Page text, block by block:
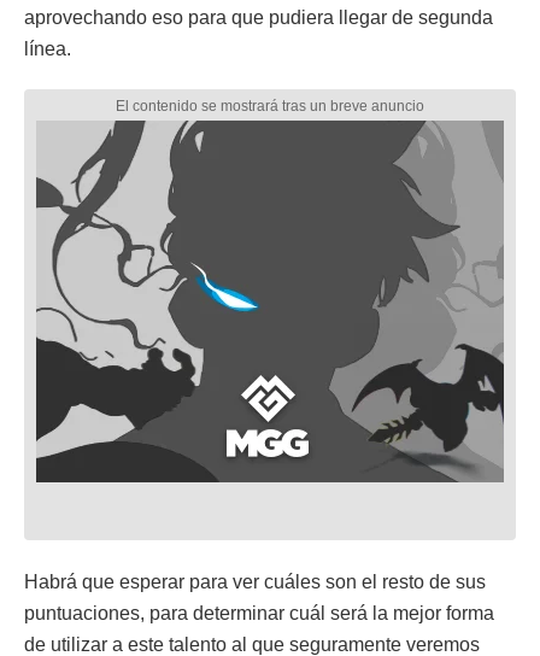
aprovechando eso para que pudiera llegar de segunda
línea.
Habrá que esperar para ver cuáles son el resto de sus
puntuaciones, para determinar cuál será la mejor forma
de utilizar a este talento al que seguramente veremos